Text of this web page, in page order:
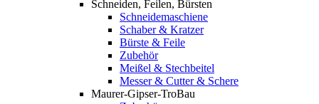
Schneiden, Feilen, Bürsten
Schneidemaschiene
Schaber & Kratzer
Bürste & Feile
Zubehör
Meißel & Stechbeitel
Messer & Cutter & Schere
Maurer-Gipser-TroBau